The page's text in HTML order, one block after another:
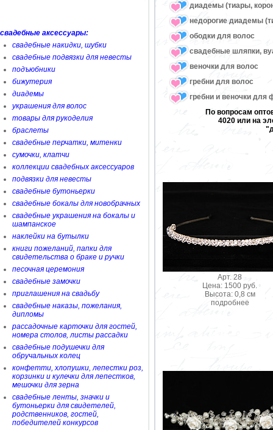
свадебные аксессуары:
свадебные накидки, шубки
свадебные подвязки для невесты
подъюбники
бижутерия
диадемы
украшения для волос
товары для рукоделия
браслеты
свадебные перчатки, митенки
сумочки, клатчи
коллекции свадебных аксессуаров
подвязки для невесты
свадебные бутоньерки
свадебные бокалы для новобрачных
свадебные украшения на бокалы и
шампанское
наклейки на бутылки
книги пожеланий, папки для
свидетельства о браке и ручки
песочная церемония
свадебные замочки
приглашения на свадьбу
свадебные наказы, пожелания,
дипломы
рассадочные карточки для гостей,
номера столов, листы рассадки
свадебные подушечки для
обручальных колец
конфетти, хлопушки, лепестки роз,
корзинки и кулечки для лепестков,
мешочки для зерна
свадебные ленты, значки и
бутоньерки для свидетелей,
родственников, гостей,
победителей конкурсов
диадемы (тиары,
недорогие диадемы
ободки для волос
свадебные шляпки,
веночки для волос
гребни для волос
гребни и веночки для
По вопросам
4020 или на
Арт. 28
Цена: 1500 руб.
Высота: 0,8 см
подробнее